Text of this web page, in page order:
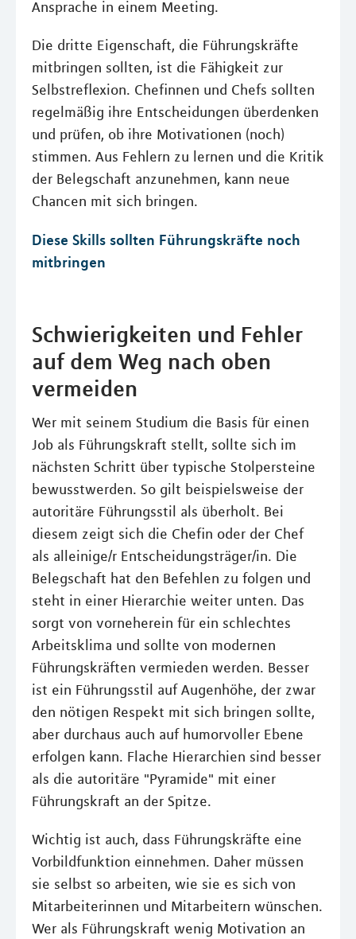
Ansprache in einem Meeting.
Die dritte Eigenschaft, die Führungskräfte
mitbringen sollten, ist die Fähigkeit zur
Selbstreflexion. Chefinnen und Chefs sollten
regelmäßig ihre Entscheidungen überdenken
und prüfen, ob ihre Motivationen (noch)
stimmen. Aus Fehlern zu lernen und die Kritik
der Belegschaft anzunehmen, kann neue
Chancen mit sich bringen.
Diese Skills sollten Führungskräfte noch
mitbringen
Schwierigkeiten und Fehler
auf dem Weg nach oben
vermeiden
Wer mit seinem Studium die Basis für einen
Job als Führungskraft stellt, sollte sich im
nächsten Schritt über typische Stolpersteine
bewusstwerden. So gilt beispielsweise der
autoritäre Führungsstil als überholt. Bei
diesem zeigt sich die Chefin oder der Chef
als alleinige/r Entscheidungsträger/in. Die
Belegschaft hat den Befehlen zu folgen und
steht in einer Hierarchie weiter unten. Das
sorgt von vorneherein für ein schlechtes
Arbeitsklima und sollte von modernen
Führungskräften vermieden werden. Besser
ist ein Führungsstil auf Augenhöhe, der zwar
den nötigen Respekt mit sich bringen sollte,
aber durchaus auch auf humorvoller Ebene
erfolgen kann. Flache Hierarchien sind besser
als die autoritäre "Pyramide" mit einer
Führungskraft an der Spitze.
Wichtig ist auch, dass Führungskräfte eine
Vorbildfunktion einnehmen. Daher müssen
sie selbst so arbeiten, wie sie es sich von
Mitarbeiterinnen und Mitarbeitern wünschen.
Wer als Führungskraft wenig Motivation an